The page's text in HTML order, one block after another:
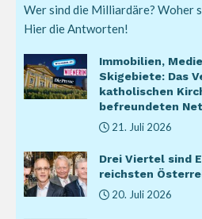
Wer sind die Milliardäre? Woher
Hier die Antworten!
Immobilien,
Skigebiete: Das
katholischen
befreundeten
21. Juli 2026
Drei Viertel sind
reichsten
20. Juli 2026